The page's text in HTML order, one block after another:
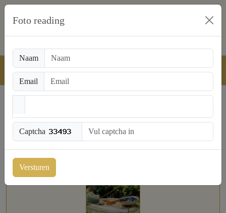
BE: 0907-37065 € 1,50 pm
Foto reading
Naam
Email
Captcha
Versturen